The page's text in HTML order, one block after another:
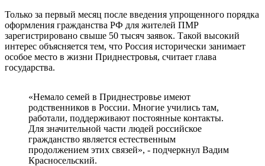
Только за первый месяц после введения упрощенного порядка
оформления гражданства РФ для жителей ПМР
зарегистрировано свыше 50 тысяч заявок. Такой высокий
интерес объясняется тем, что Россия исторически занимает
особое место в жизни Приднестровья, считает глава
государства.
«Немало семей в Приднестровье имеют
родственников в России. Многие учились там,
работали, поддерживают постоянные контакты.
Для значительной части людей российское
гражданство является естественным
продолжением этих связей», - подчеркнул Вадим
Красносельский.